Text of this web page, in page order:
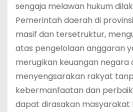
sengaja melawan hukum
Pemerintah daerah di
masif dan tersetruktur,
atas pengelolaan anggaran
merugikan keuangan negara
menyengsarakan rakyat
kebermanfaatan dan
dapat dirasakan masyarakat